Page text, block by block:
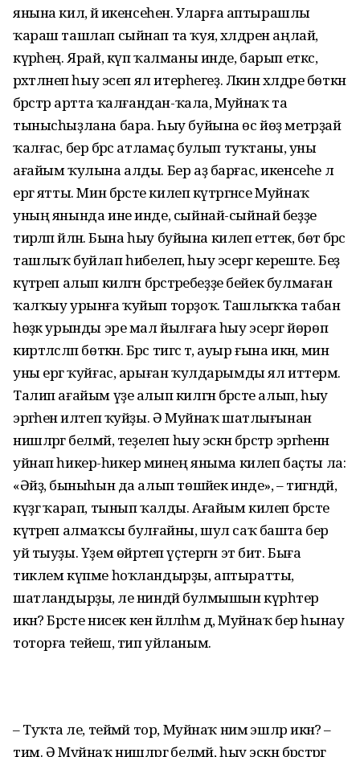
янына килә, йә икенсеһенә. Уларға аптырашлы
ҡараш ташлап сыйнап та ҡуя, хәлдәрен аңлай,
күрәһең. Ярай, күп ҡалманы инде, барып еткәс,
рәхәтләнеп һыу эсеп ял итерһегеҙ. Ләкин хәлдәре бөткән
бәрәстәр артта ҡалғандан-ҡала, Муйнаҡ та
тынысһыҙлана бара. Һыу буйына өс йөҙ метрҙай
ҡалғас, бер бәрәс атламаҫ булып туҡтаны, уны
ағайым ҡулына алды. Бер аҙ барғас, икенсеһе лә
ергә ятты. Мин бәрәсте килеп күтәргәнсе Муйнаҡ
уның янында ине инде, сыйнай-сыйнай беҙҙе
тирәләп әйләнә. Бына һыу буйына килеп еттек, бөтә бәрәс
ташлыҡ буйлап һибелеп, һыу эсергә кереште. Беҙ
күтәреп алып килгән бәрәс­тәребеҙҙе бейек булмаған
ҡалҡыу урынға ҡуйып торҙоҡ. Ташлыҡҡа табан
һөҙәк урынды эре мал йылғаға һыу эсергә йөрөп
киртләсләп бөткән. Бәрәс тигәс тә, ауыр ғына икән, мин
уны ергә ҡуйғас, арыған ҡулдарымды ял иттерәм.
Талип ағайым үҙе алып килгән бәрәсте алып, һыу
эргәһенә илтеп ҡуйҙы. Ә Муйнаҡ шатлығынан
нишләргә белмәй, теҙелеп һыу эскән бәрәстәр эргәһенән
уйнап һикерә-һикерә минең яныма килеп баҫты ла:
«Әйҙә, быныһын да алып төшәйек инде», – тигәндәй,
күҙгә ҡарап, тынып ҡалды. Ағайым килеп бәрәсте
күтәреп алмаҡсы булғайны, шул саҡ башта бер
уй тыуҙы. Үҙем өйрәтеп үҫтергән эт бит. Быға
тиклем күпме һоҡландырҙы, аптыратты,
шатландырҙы, әле ниндәй булмышын күрһәтер
икән? Бәрәсте нисек кенә йәлләһәм дә, Муйнаҡ бер һынау
тоторға тейеш, тип уйланым.
– Туҡта әле, теймәй тор, Муйнаҡ нимә эшләр икән? –
тим. Ә Муйнаҡ нишләргә белмәй, һыу эскән бәрәстәргә